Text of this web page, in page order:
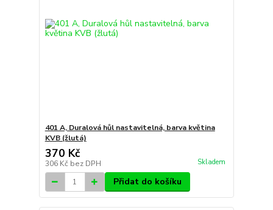
401 A, Duralová hůl nastavitelná, barva květina
KVB (žlutá)
370 Kč
306 Kč bez DPH Skladem
Přidat do košíku